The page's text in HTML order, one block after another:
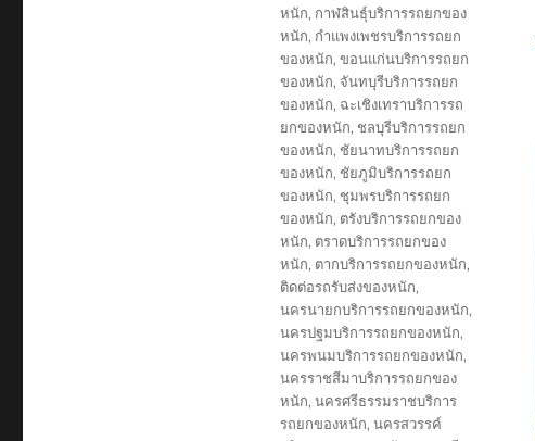
หนัก, กาฬสินธุ์บริการรถยกของ
หนัก, กำแพงเพชรบริการรถยก
ของหนัก, ขอนแก่นบริการรถยก
ของหนัก, จันทบุรีบริการรถยก
ของหนัก, ฉะเชิงเทราบริการรถ
ยกของหนัก, ชลบุรีบริการรถยก
ของหนัก, ชัยนาทบริการรถยก
ของหนัก, ชัยภูมิบริการรถยก
ของหนัก, ชุมพรบริการรถยก
ของหนัก, ตรังบริการรถยกของ
หนัก, ตราดบริการรถยกของ
หนัก, ตากบริการรถยกของหนัก,
ติดต่อรถรับส่งของหนัก,
นครนายกบริการรถยกของหนัก,
นครปฐมบริการรถยกของหนัก,
นครพนมบริการรถยกของหนัก,
นครราชสีมาบริการรถยกของ
หนัก, นครศรีธรรมราชบริการ
รถยกของหนัก, นครสวรรค์